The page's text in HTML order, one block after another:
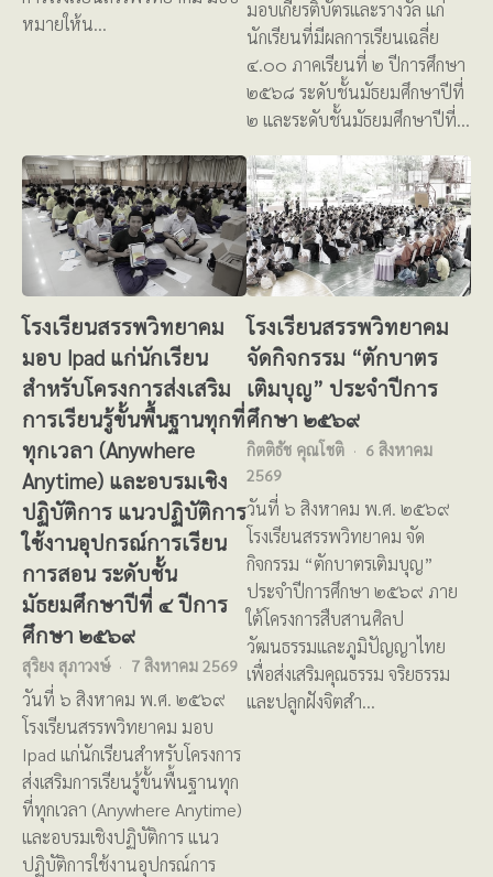
หมายให้น…
มอบเกียรติบัตรและรางวัล แก่
นักเรียนที่มีผลการเรียนเฉลี่ย
๔.๐๐ ภาคเรียนที่ ๒ ปีการศึกษา
๒๕๖๘ ระดับชั้นมัธยมศึกษาปีที่
๒ และระดับชั้นมัธยมศึกษาปีที่…
โรงเรียนสรรพวิทยาคม
มอบ Ipad แก่นักเรียน
สำหรับโครงการส่งเสริม
การเรียนรู้ขั้นพื้นฐานทุกที่
ทุกเวลา (Anywhere
Anytime) และอบรมเชิง
ปฏิบัติการ แนวปฏิบัติการ
ใช้งานอุปกรณ์การเรียน
การสอน ระดับชั้น
มัธยมศึกษาปีที่ ๔ ปีการ
ศึกษา ๒๕๖๙
สุริยง สุภาวงษ์ 7 สิงหาคม 2569
วันที่ ๖ สิงหาคม พ.ศ. ๒๕๖๙
โรงเรียนสรรพวิทยาคม มอบ
Ipad แก่นักเรียนสำหรับโครงการ
ส่งเสริมการเรียนรู้ขั้นพื้นฐานทุก
ที่ทุกเวลา (Anywhere Anytime)
และอบรมเชิงปฏิบัติการ แนว
ปฏิบัติการใช้งานอุปกรณ์การ
โรงเรียนสรรพวิทยาคม
จัดกิจกรรม “ตักบาตร
เติมบุญ” ประจำปีการ
ศึกษา ๒๕๖๙
กิตติธัช คุณโชติ
6 สิงหาคม
2569
วันที่ ๖ สิงหาคม พ.ศ. ๒๕๖๙
โรงเรียนสรรพวิทยาคม จัด
กิจกรรม “ตักบาตรเติมบุญ”
ประจำปีการศึกษา ๒๕๖๙ ภาย
ใต้โครงการสืบสานศิลป
วัฒนธรรมและภูมิปัญญาไทย
เพื่อส่งเสริมคุณธรรม จริยธรรม
และปลูกฝังจิตสำ…